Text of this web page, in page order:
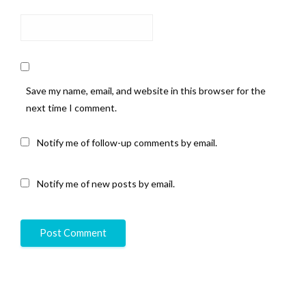
Save my name, email, and website in this browser for the
next time I comment.
Notify me of follow-up comments by email.
Notify me of new posts by email.